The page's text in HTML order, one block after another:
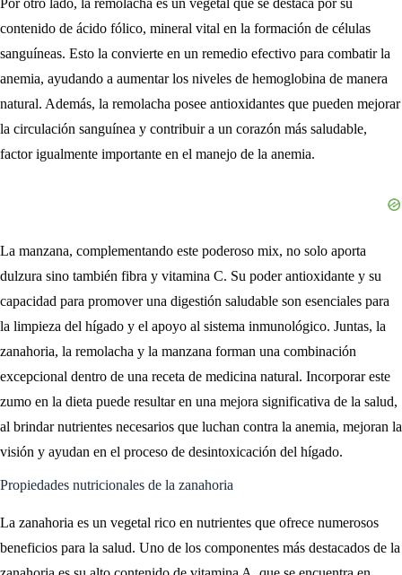
Por otro lado, la remolacha es un vegetal que se destaca por su
contenido de ácido fólico, mineral vital en la formación de células
sanguíneas. Esto la convierte en un remedio efectivo para combatir la
anemia, ayudando a aumentar los niveles de hemoglobina de manera
natural. Además, la remolacha posee antioxidantes que pueden mejorar
la circulación sanguínea y contribuir a un corazón más saludable,
factor igualmente importante en el manejo de la anemia.
La manzana, complementando este poderoso mix, no solo aporta
dulzura sino también fibra y vitamina C. Su poder antioxidante y su
capacidad para promover una digestión saludable son esenciales para
la limpieza del hígado y el apoyo al sistema inmunológico. Juntas, la
zanahoria, la remolacha y la manzana forman una combinación
excepcional dentro de una receta de medicina natural. Incorporar este
zumo en la dieta puede resultar en una mejora significativa de la salud,
al brindar nutrientes necesarios que luchan contra la anemia, mejoran la
visión y ayudan en el proceso de desintoxicación del hígado.
Propiedades nutricionales de la zanahoria
La zanahoria es un vegetal rico en nutrientes que ofrece numerosos
beneficios para la salud. Uno de los componentes más destacados de la